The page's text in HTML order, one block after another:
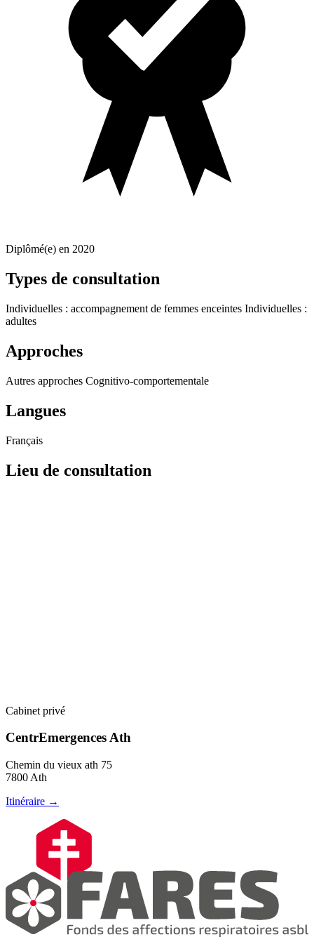
Diplômé(e) en 2020
Types de consultation
Individuelles : accompagnement de femmes enceintes Individuelles :
adultes
Approches
Autres approches Cognitivo-comportementale
Langues
Français
Lieu de consultation
Cabinet privé
CentrEmergences Ath
Chemin du vieux ath 75
7800 Ath
Itinéraire →